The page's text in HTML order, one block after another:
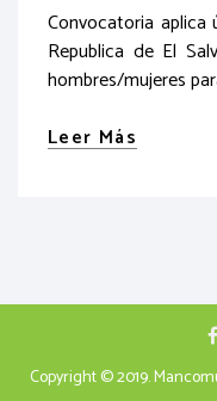
Convocatoria aplica
Republica de El
hombres/mujeres
Leer Más
Copyright © 2019.